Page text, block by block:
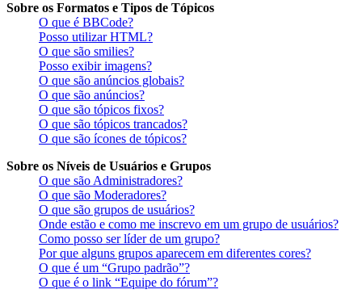
Sobre os Formatos e Tipos de Tópicos
O que é BBCode?
Posso utilizar HTML?
O que são smilies?
Posso exibir imagens?
O que são anúncios globais?
O que são anúncios?
O que são tópicos fixos?
O que são tópicos trancados?
O que são ícones de tópicos?
Sobre os Níveis de Usuários e Grupos
O que são Administradores?
O que são Moderadores?
O que são grupos de usuários?
Onde estão e como me inscrevo em um grupo de usuários?
Como posso ser líder de um grupo?
Por que alguns grupos aparecem em diferentes cores?
O que é um “Grupo padrão”?
O que é o link “Equipe do fórum”?